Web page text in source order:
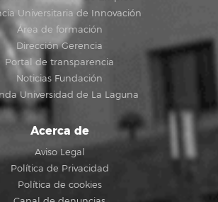
Universitaria de Innovación
Área de formación
Dirección Gerencia
Portal de transparencia
Noticias Fundación
Universidad de La Laguna
Acerca de
Aviso Legal
Política de Privacidad
Política de cookies